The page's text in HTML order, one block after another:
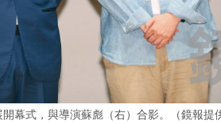
幕式，與導演蘇彪（右）合影。（鏡報提